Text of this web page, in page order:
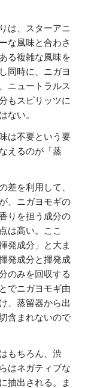
は、スターアニ
な風味と合わさ
る複雑な風味を
同時に、ニガヨ
ニュートラルス
もスピリッツに
ない。
は不要という要
えるのが「蒸
差を利用して、
、ニガヨモギの
りを担う成分の
は高い。ここ
発成分」と大ま
発成分と揮発成
のみを回収する
でニガヨモギ由
、蒸留器から出
含まれないので
もちろん、渋
はネガティブな
抽出される。ま